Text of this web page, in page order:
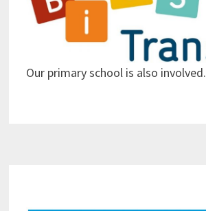
Our primary school is also involved.